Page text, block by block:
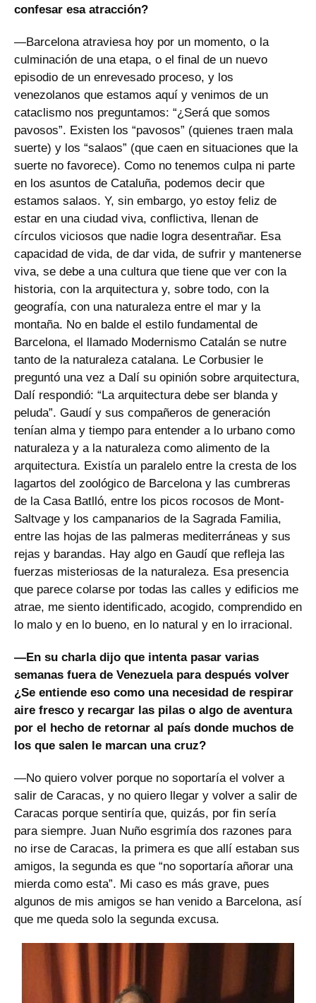
confesar esa atracción?
—Barcelona atraviesa hoy por un momento, o la
culminación de una etapa, o el final de un nuevo
episodio de un enrevesado proceso, y los
venezolanos que estamos aquí y venimos de un
cataclismo nos preguntamos: “¿Será que somos
pavosos”. Existen los “pavosos” (quienes traen mala
suerte) y los “salaos” (que caen en situaciones que la
suerte no favorece). Como no tenemos culpa ni parte
en los asuntos de Cataluña, podemos decir que
estamos salaos. Y, sin embargo, yo estoy feliz de
estar en una ciudad viva, conflictiva, llenan de
círculos viciosos que nadie logra desentrañar. Esa
capacidad de vida, de dar vida, de sufrir y mantenerse
viva, se debe a una cultura que tiene que ver con la
historia, con la arquitectura y, sobre todo, con la
geografía, con una naturaleza entre el mar y la
montaña. No en balde el estilo fundamental de
Barcelona, el llamado Modernismo Catalán se nutre
tanto de la naturaleza catalana. Le Corbusier le
preguntó una vez a Dalí su opinión sobre arquitectura,
Dalí respondió: “La arquitectura debe ser blanda y
peluda”. Gaudí y sus compañeros de generación
tenían alma y tiempo para entender a lo urbano como
naturaleza y a la naturaleza como alimento de la
arquitectura. Existía un paralelo entre la cresta de los
lagartos del zoológico de Barcelona y las cumbreras
de la Casa Batlló, entre los picos rocosos de Mont-
Saltvage y los campanarios de la Sagrada Familia,
entre las hojas de las palmeras mediterráneas y sus
rejas y barandas. Hay algo en Gaudí que refleja las
fuerzas misteriosas de la naturaleza. Esa presencia
que parece colarse por todas las calles y edificios me
atrae, me siento identificado, acogido, comprendido en
lo malo y en lo bueno, en lo natural y en lo irracional.
—En su charla dijo que intenta pasar varias
semanas fuera de Venezuela para después volver
¿Se entiende eso como una necesidad de respirar
aire fresco y recargar las pilas o algo de aventura
por el hecho de retornar al país donde muchos de
los que salen le marcan una cruz?
—No quiero volver porque no soportaría el volver a
salir de Caracas, y no quiero llegar y volver a salir de
Caracas porque sentiría que, quizás, por fin sería
para siempre. Juan Nuño esgrimía dos razones para
no irse de Caracas, la primera es que allí estaban sus
amigos, la segunda es que “no soportaría añorar una
mierda como esta”. Mi caso es más grave, pues
algunos de mis amigos se han venido a Barcelona, así
que me queda solo la segunda excusa.